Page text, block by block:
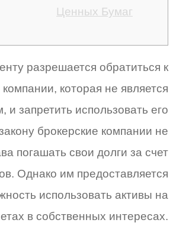
Ценных Бумаг
разрешается обратиться к
которая не является
и запретить использовать его
брокерские компании не
погашать свои долги за счет
Однако им предоставляется
использовать активы на
в собственных интересах.